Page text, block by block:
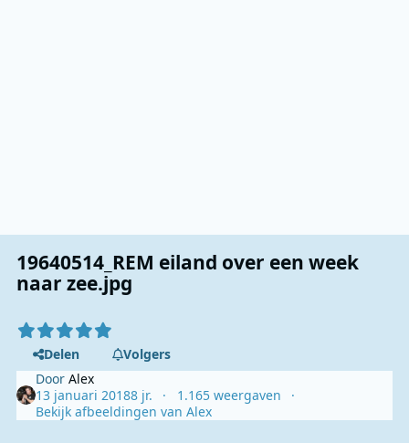
19640514_REM eiland over een week
naar zee.jpg
Delen
Volgers
DoorAlex
13 januari 20188 jr.
1.165 weergaven
Bekijk afbeeldingen van Alex